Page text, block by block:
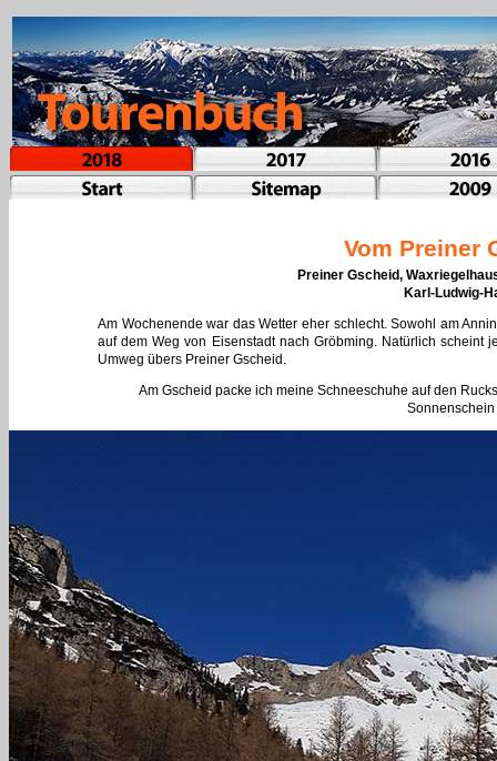
Vom Preiner
Preiner Gscheid,
Karl-Ludwig-
Am Wochenende war das Wetter eher schlecht. Sowohl am
auf dem Weg von Eisenstadt nach Gröbming. Natürlich
Umweg übers Preiner Gscheid.
Am Gscheid packe ich meine Schneeschuhe auf den